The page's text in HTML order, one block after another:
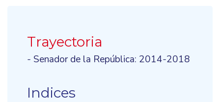
Trayectoria
- Senador de la República: 2014-2018
Indices